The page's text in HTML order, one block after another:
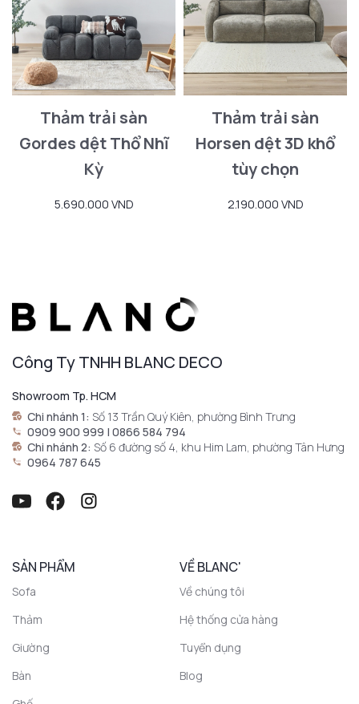
Thảm trải sàn
Gordes dệt Thổ Nhĩ
Kỳ
5.690.000 VND
Thảm trải sàn
Horsen dệt 3D khổ
tùy chọn
2.190.000 VND
Công Ty TNHH BLANC DECO
Showroom Tp. HCM
Chi nhánh 1: Số 13 Trần Quý Kiên, phường Bình Trưng
0909 900 999 | 0866 584 794
Chi nhánh 2: Số 6 đường số 4, khu Him Lam, phường Tân Hưng
0964 787 645
SẢN PHẨM
Sofa
Thảm
Giường
Bàn
VỀ BLANC'
Về chúng tôi
Hệ thống cửa hàng
Tuyển dụng
Blog